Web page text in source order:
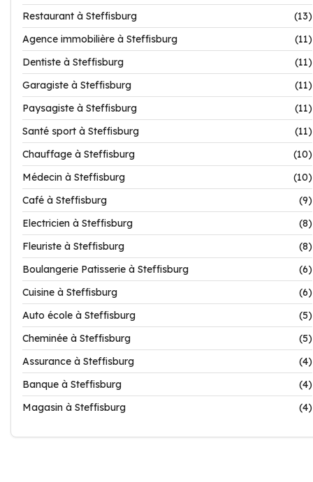
Restaurant à Steffisburg
(13)
Agence immobilière à Steffisburg
(11)
Dentiste à Steffisburg
(11)
Garagiste à Steffisburg
(11)
Paysagiste à Steffisburg
(11)
Santé sport à Steffisburg
(11)
Chauffage à Steffisburg
(10)
Médecin à Steffisburg
(10)
Café à Steffisburg
(9)
Electricien à Steffisburg
(8)
Fleuriste à Steffisburg
(8)
Boulangerie Patisserie à Steffisburg
(6)
Cuisine à Steffisburg
(6)
Auto école à Steffisburg
(5)
Cheminée à Steffisburg
(5)
Assurance à Steffisburg
(4)
Banque à Steffisburg
(4)
Magasin à Steffisburg
(4)